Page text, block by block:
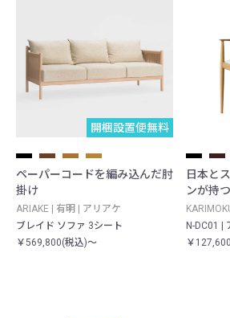
開梱設置便無料
ペーパーコードを編み込んだ肘
掛け
ARIAKE | 有明 | アリアケ
ブレイド ソファ 3シート
￥569,800(税込)～
日本と
ンが持
N-DC01 |
￥